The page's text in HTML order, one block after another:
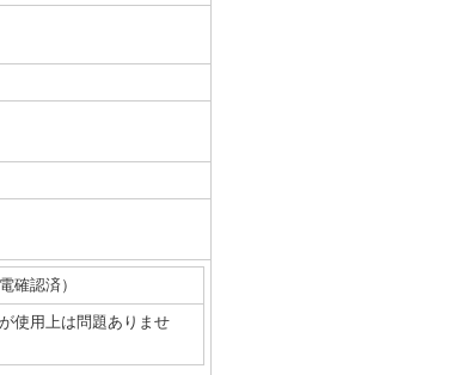
確認済）
使用上は問題ありませ